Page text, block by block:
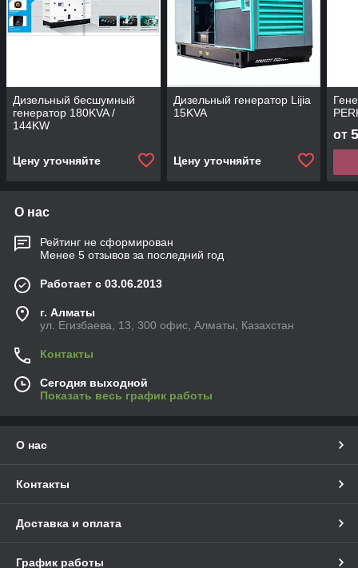
Дизельный бесшумный
генератор 180KVA /
144KW
Цену уточняйте
Дизельный генератор Lijia
15KVA
Цену уточняйте
от
О нас
Рейтинг не сформирован
Менее 5 отзывов за последний год
Работает с 03.06.2013
г. Алматы
ул. Егизбаева, 13, 300 офис, Алматы, Казахстан
Контакты
Сегодня выходной
Показать весь график работы
О нас
Контакты
Доставка и оплата
График работы